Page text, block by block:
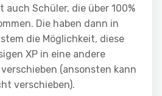
auch Schüler, die über 100%
Die haben dann in
die Möglichkeit, diese
XP in eine andere
(ansonsten kann
verschieben).